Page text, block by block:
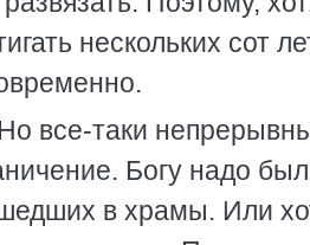
нескольких сот
Но все-таки
Богу надо
в храмы. Или